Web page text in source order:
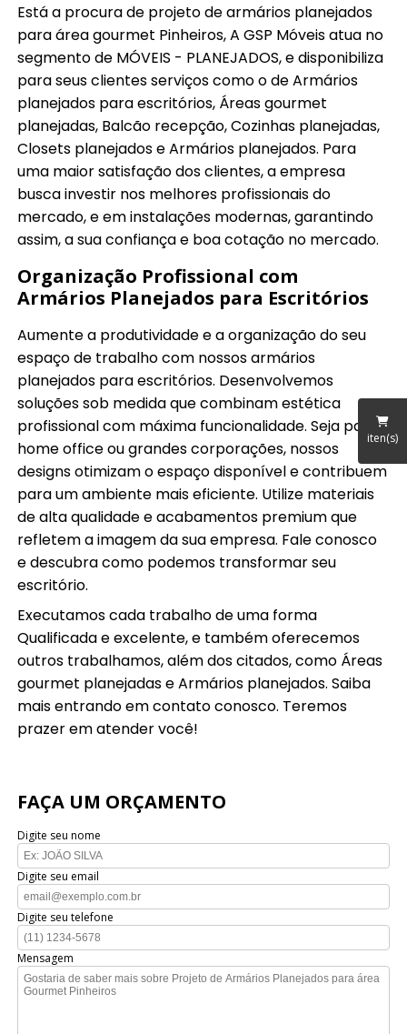
iten(s)
Está a procura de projeto de armários planejados
para área gourmet Pinheiros, A GSP Móveis atua no
segmento de MÓVEIS - PLANEJADOS, e disponibiliza
para seus clientes serviços como o de Armários
planejados para escritórios, Áreas gourmet
planejadas, Balcão recepção, Cozinhas planejadas,
Closets planejados e Armários planejados. Para
uma maior satisfação dos clientes, a empresa
busca investir nos melhores profissionais do
mercado, e em instalações modernas, garantindo
assim, a sua confiança e boa cotação no mercado.
Organização Profissional com
Armários Planejados para Escritórios
Aumente a produtividade e a organização do seu
espaço de trabalho com nossos armários
planejados para escritórios. Desenvolvemos
soluções sob medida que combinam estética
profissional com máxima funcionalidade. Seja para
home office ou grandes corporações, nossos
designs otimizam o espaço disponível e contribuem
para um ambiente mais eficiente. Utilize materiais
de alta qualidade e acabamentos premium que
refletem a imagem da sua empresa. Fale conosco
e descubra como podemos transformar seu
escritório.
Executamos cada trabalho de uma forma
Qualificada e excelente, e também oferecemos
outros trabalhamos, além dos citados, como Áreas
gourmet planejadas e Armários planejados. Saiba
mais entrando em contato conosco. Teremos
prazer em atender você!
FAÇA UM ORÇAMENTO
Digite seu nome
Digite seu email
Digite seu telefone
Mensagem